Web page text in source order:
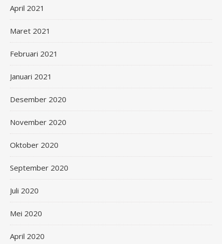
April 2021
Maret 2021
Februari 2021
Januari 2021
Desember 2020
November 2020
Oktober 2020
September 2020
Juli 2020
Mei 2020
April 2020